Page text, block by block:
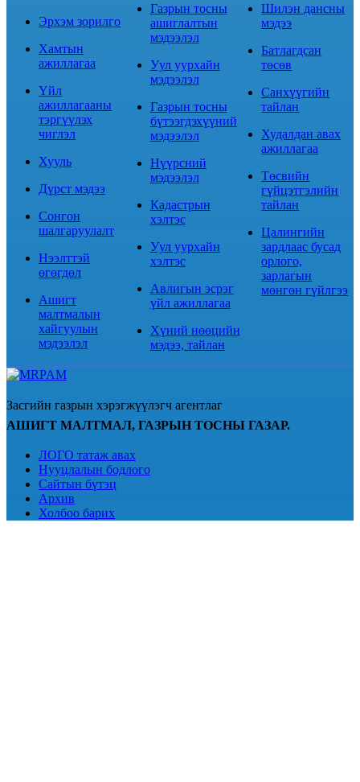
Эрхэм зорилго
Хамтын
ажиллагаа
Үйл
ажиллагааны
тэргүүлэх
чиглэл
Хууль
Дүрст мэдээ
Сонгон
шалгаруулалт
Нээлттэй
өгөгдөл
Ашигт
малтмалын
хайгуулын
мэдээлэл
Газрын тосны
ашиглалтын
мэдээлэл
Уул уурхайн
мэдээлэл
Газрын тосны
бүтээгдэхүүний
мэдээлэл
Нүүрсний
мэдээлэл
Кадастрын
хэлтэс
Уул уурхайн
хэлтэс
Авлигын эсрэг
үйл ажиллагаа
Хүний нөөцийн
мэдээ, тайлан
Шилэн дансны
мэдээ
Батлагдсан
төсөв
Санхүүгийн
тайлан
Худалдан авах
ажиллагаа
Төсвийн
гүйцэтгэлийн
тайлан
Цалингийн
зардлаас бусад
орлого,
зарлагын
мөнгөн гүйлгээ
Засгийн газрын хэрэгжүүлэгч агентлаг
АШИГТ МАЛТМАЛ, ГАЗРЫН ТОСНЫ ГАЗАР.
ЛОГО татаж авах
Нууцлалын бодлого
Сайтын бүтэц
Архив
Холбоо барих